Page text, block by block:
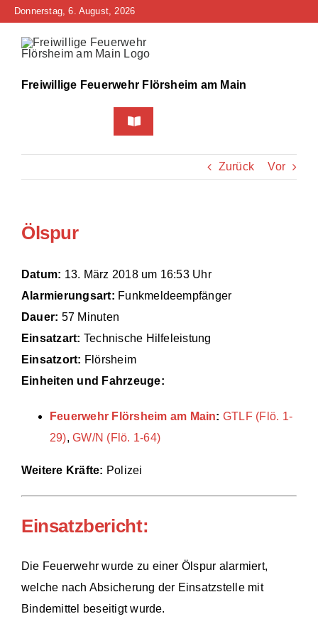
Zum
springen
Donnerstag, 6. August, 2026
Freiwillige Feuerwehr Flörsheim am Main
Toggle
Navigation
Home
Bürgerinfo
Über uns
Technik
Zurück Vor
Ölspur
Datum: 13. März 2018 um 16:53 Uhr
Alarmierungsart: Funkmeldeempfänger
Dauer: 57 Minuten
Einsatzart: Technische Hilfeleistung
Einsatzort: Flörsheim
Einheiten und Fahrzeuge:
Feuerwehr Flörsheim am Main: GTLF (Flö. 1-
29),GW/N (Flö. 1-64)
Weitere Kräfte: Polizei
Einsatzbericht:
Die Feuerwehr wurde zu einer Ölspur alarmiert,
welche nach Absicherung der Einsatzstelle mit
Bindemittel beseitigt wurde.